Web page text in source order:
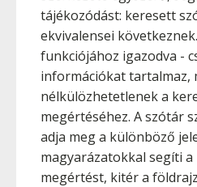
tájékozódást: keresett
ekvivalensei
funkciójához igazodva -
információkat tartalmaz,
nélkülözhetetlenek a
megértéséhez. A szótár
adja meg a különböző
magyarázatokkal segíti
megértést, kitér a